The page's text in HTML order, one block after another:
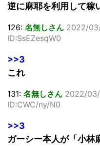
逆に麻耶を利用して稼
126: 名無しさん 2022/
ID:SsEZesqW0
>>3
これ
131: 名無しさん 2022/
ID:CWC/ny/N0
>>3
ガーシー本人が「小林